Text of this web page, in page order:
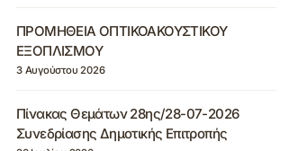
ΠΡΟΜΗΘΕΙΑ ΟΠΤΙΚΟΑΚΟΥΣΤΙΚΟΥ
ΕΞΟΠΛΙΣΜΟΥ
3 Αυγούστου 2026
Πίνακας Θεμάτων 28ης/28-07-2026
Συνεδρίασης Δημοτικής Επιτροπής